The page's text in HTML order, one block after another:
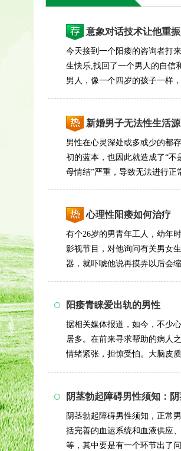
意象对话技术让他重
今天接到一个阳痿的咨询者打
生快乐,找回了一个男人的自信
男人，像一个四岁的孩子一样
新婚男子无法性生活
男性在心灵深处或多或少的都
初的蓝本，也因此就造成了“不
母情结”严重，导致无法进行正
心理性阳痿如何治疗
有个26岁的男青年工人，幼年
影视节目，对他询问有关男女
器，就吓唬他说再摸弄以后会
阳痿青睐爱出轨的男性
据相关媒体报道，如今，不少
居多。在前来寻求帮助的病
情绪紧张，担惊受怕。大脑皮
阴茎勃起障碍男性须知：
阴茎勃起障碍男性须知，正常
括完善的血运系统和血液供应
等，其中要是有一个环节出了